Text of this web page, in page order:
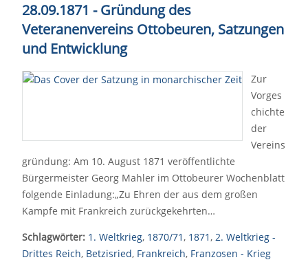
28.09.1871 - Gründung des
Veteranenvereins Ottobeuren, Satzungen
und Entwicklung
Zur
Vorges
chichte
der
Vereins
gründung: Am 10. August 1871 veröffentlichte
Bürgermeister Georg Mahler im Ottobeurer Wochenblatt
folgende Einladung:„Zu Ehren der aus dem großen
Kampfe mit Frankreich zurückgekehrten…
Schlagwörter: 1. Weltkrieg, 1870/71, 1871, 2. Weltkrieg -
Drittes Reich, Betzisried, Frankreich, Franzosen - Krieg